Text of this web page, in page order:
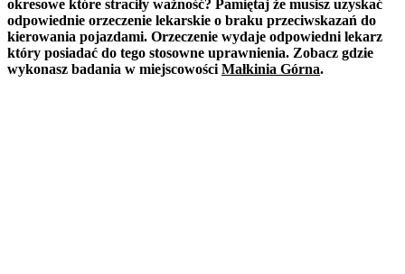
okresowe które straciły ważność? Pamiętaj że musisz uzyskać
odpowiednie orzeczenie lekarskie o braku przeciwskazań do
kierowania pojazdami. Orzeczenie wydaje odpowiedni lekarz
który posiadać do tego stosowne uprawnienia. Zobacz gdzie
wykonasz badania w miejscowości Małkinia Górna.